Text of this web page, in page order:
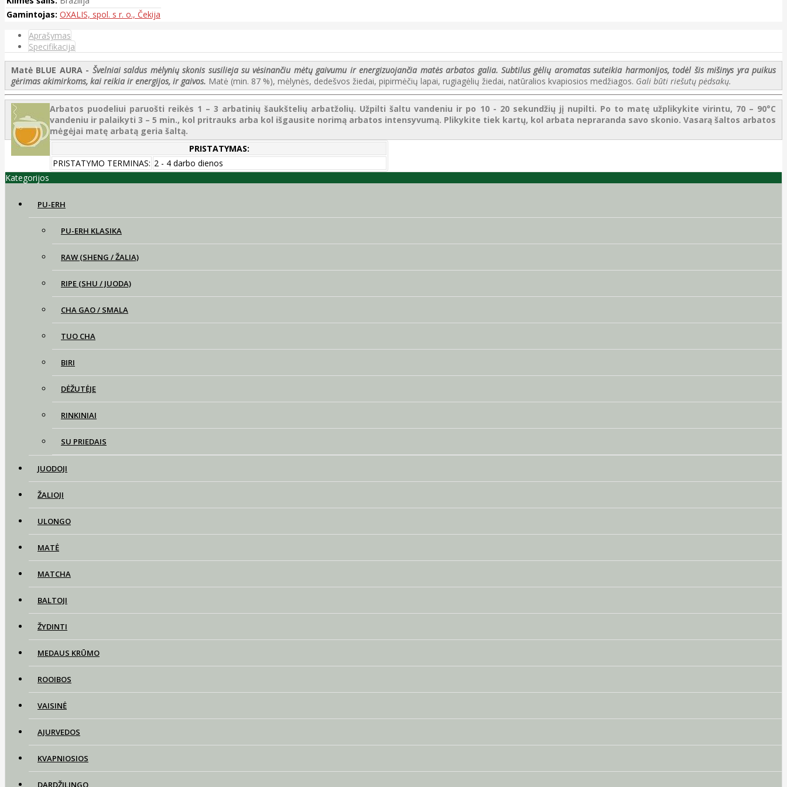
Gamintojas: OXALIS, spol. s r. o., Čekija
Aprašymas
Specifikacija
Matė BLUE AURA - Švelniai saldus mėlynių skonis susilieja su vėsinančiu mėtų gaivumu ir energizuojančia matės arbatos galia. Subtilus gėlių aromatas suteikia harmonijos, todėl šis mišinys yra puikus
gėrimas akimirkoms, kai reikia ir energijos, ir gaivos. Matė (min. 87 %), mėlynės, dedešvos žiedai, pipirmėčių lapai, rugiagėlių žiedai, natūralios kvapiosios medžiagos. Gali būti riešutų pėdsakų.
Arbatos puodeliui paruošti reikės 1 – 3 arbatinių šaukštelių arbatžolių. Užpilti šaltu vandeniu ir po 10 - 20 sekundžių jį nupilti. Po to matę užplikykite virintu, 70 – 90°C
vandeniu ir palaikyti 3 – 5 min., kol pritrauks arba kol išgausite norimą arbatos intensyvumą. Plikykite tiek kartų, kol arbata nepraranda savo skonio. Vasarą šaltos arbatos
mėgėjai matę arbatą geria šaltą.
PRISTATYMAS:
PRISTATYMO TERMINAS: 2 - 4 darbo dienos
Kategorijos
PU-ERH
PU-ERH KLASIKA
RAW (SHENG / ŽALIA)
RIPE (SHU / JUODA)
CHA GAO / SMALA
TUO CHA
BIRI
DĖŽUTĖJE
RINKINIAI
SU PRIEDAIS
JUODOJI
ŽALIOJI
ULONGO
MATĖ
MATCHA
BALTOJI
ŽYDINTI
MEDAUS KRŪMO
ROOIBOS
VAISINĖ
AJURVEDOS
KVAPNIOSIOS